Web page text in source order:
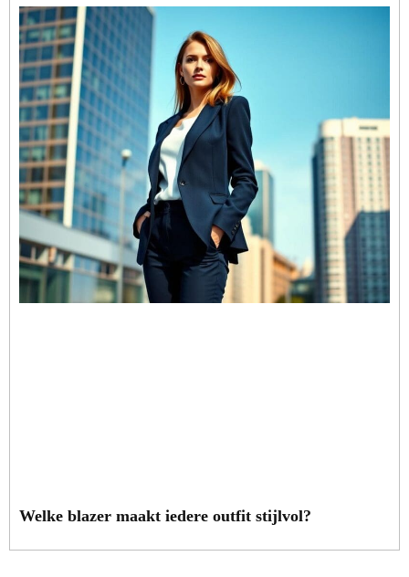
Welke blazer maakt iedere outfit stijlvol?